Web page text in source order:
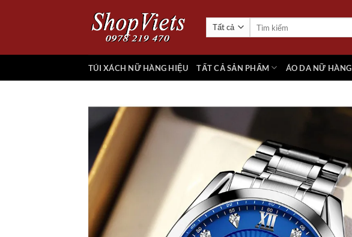
dung
TÚI XÁCH NỮ HÀNG HIỆU TẤT CẢ SẢN PHẨM ÁO DA NỮ